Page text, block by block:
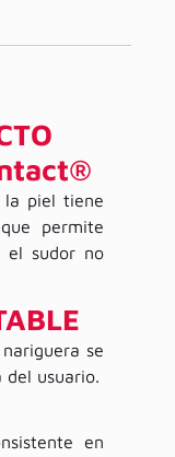
la piel tiene
permite
el sudor no
se
del usuario.
en